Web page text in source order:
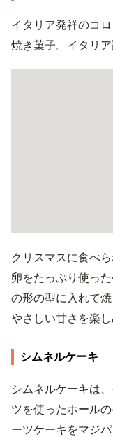
イタリア発祥のコ
焼き菓子。イタリ
クリスマスに食べ
卵をたっぷり使っ
の形の型に入れて
やさしい甘さを楽し
シムネルケーキ
シムネルケーキは
ツを使ったホール
ーツケーキをマジ